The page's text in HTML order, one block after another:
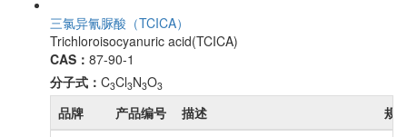
三氯异氰脲酸（TCICA）
Trichloroisocyanuric acid(TCICA)
CAS： 87-90-1
分子式： C3Cl3N3O3
品牌 产品编号 描述
规